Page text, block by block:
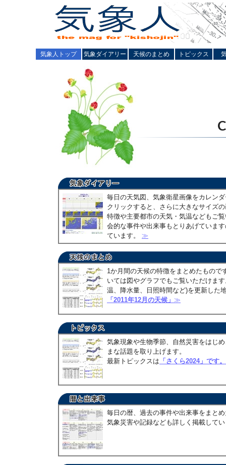
気象人トップ 気象ダイアリー 天候のまとめ トピックス
毎日の天気図、気象衛星画像をカレン
クリックすると、さらに大きなサイズ
特徴や主要都市の天気・気温などもご
会的な事件や出来事もとりあげていま
ています。 ≫
1か月間の天候の特徴をまとめたもので
いては図やグラフでもご覧いただけま
温、降水量、日照時間など)を更新した
「2011年12月の天候」 ≫
気象現象や生物季節、自然災害をはじ
まな話題を取り上げます。
最新トピックスは 「さくら2024」です。
毎日の暦、過去の事件や出来事をまと
気象災害や記録なども詳しく掲載して